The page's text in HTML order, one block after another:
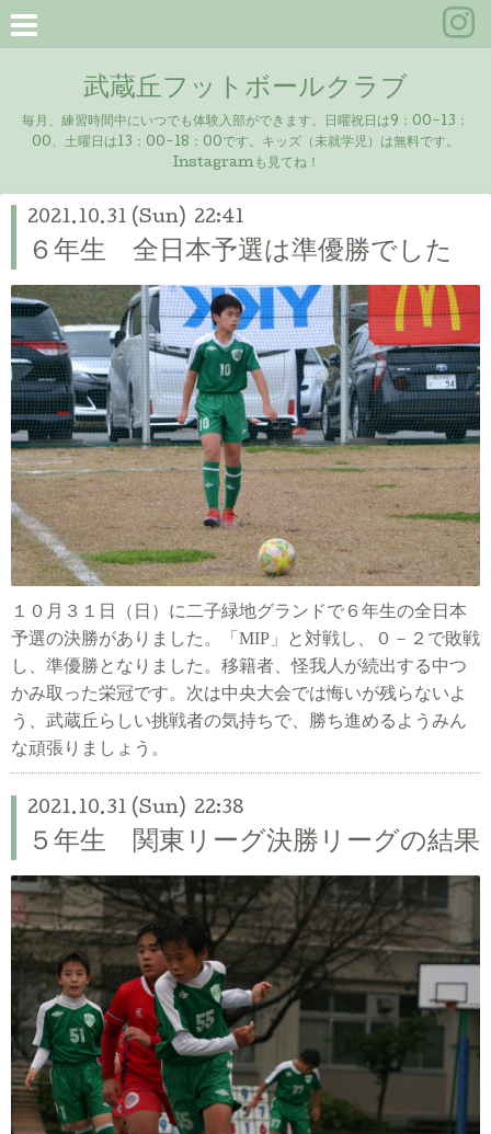
武蔵丘フットボールクラブ
毎月、練習時間中にいつでも体験入部ができます。日曜祝日は9：00-13：
00、土曜日は13：00-18：00です。キッズ（未就学児）は無料です。
Instagramも見てね！
2021.10.31 (Sun) 22:41
６年生 全日本予選は準優勝でした
１０月３１日（日）に二子緑地グランドで６年生の全日本
予選の決勝がありました。「 MIP 」と対戦し、０－２で敗戦
し、準優勝となりました。移籍者、怪我人が続出する中つ
かみ取った栄冠です。 次は中央大会では悔いが残らないよ
う、武蔵丘らしい挑戦者の気持ちで、勝ち進めるようみん
な頑張りましょう。
2021.10.31 (Sun) 22:38
５年生 関東リーグ決勝リーグの結果